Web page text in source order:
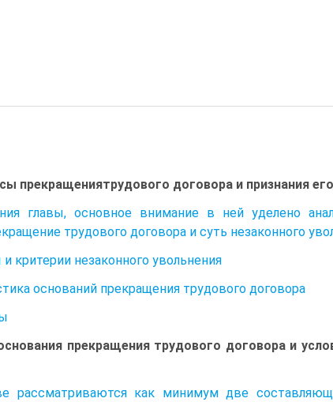
прекращениятрудового договора и признания
главы, основное внимание в ней уделено
трудового договора и суть незаконного
критерии незаконного увольнения
оснований прекращения трудового договора
прекращения трудового договора и
рассматриваются как минимум две